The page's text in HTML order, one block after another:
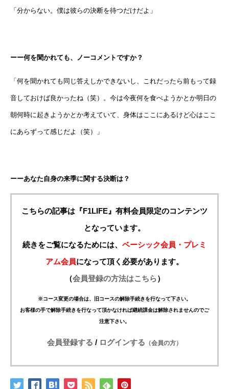
「分からない。僕は彼らの決断を待つだけだよ」
ーー何を聞かれても、ノーコメントですか？
「何を聞かれても同じ答えしかできないし、これだったら前もって録
音しておけば良かったね（笑）。今は今夜何を食べようかとか明日の
朝何時に起きようかとか考えていて、身体はここにあるけど心はここ
にあらずって感じだよ（笑）」
ーーあなた自身の来季に関する決断は？
こちらの記事は『F1LIFE』有料会員限定のコンテンツ
となっています。
続きをご覧になるためには、 ベーシック会員・プレミ
アム会員になって頂く必要があります。
（会員登録の方法はこちら）
※コース変更の場合は、旧コースの解除手続きを行なって下さい。
お客様の手で解除手続きを行なって頂かなければ継続課金は解除されませんのでご
注意下さい。
会員登録する / ログインする （会員の方）